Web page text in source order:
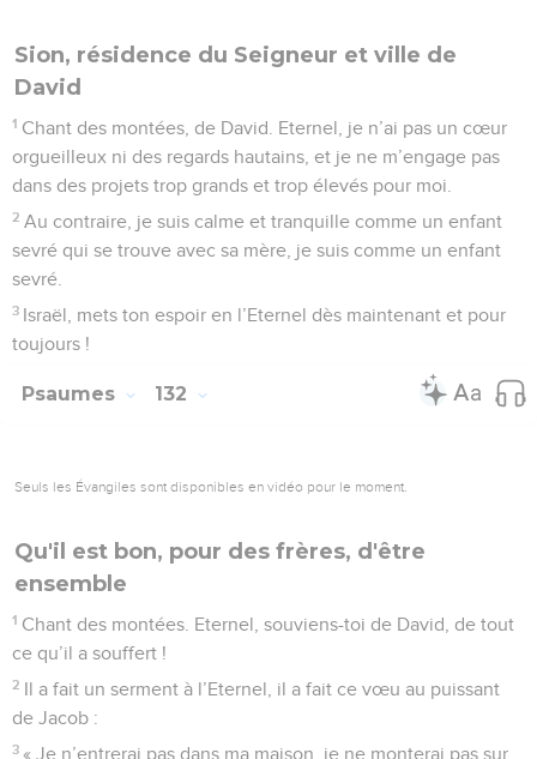
Seigneur, j'ai le cœur sans prétention
Chant des montées. Du fond du gouffre, je fais appel à toi,
Eternel !
2 Seigneur, écoute-moi ! Que tes oreilles soient attentives à
mes supplications !
3 Si tu tenais compte de nos fautes, Eternel, Seigneur, qui
pourrait subsister ?
4 Mais le pardon se trouve auprès de toi afin qu’on te
craigne.
5 J’espère en l’Eternel de toute mon âme et je m’attends à sa
promesse.
7 Israël, mets ton espoir en l’Eternel, car c’est auprès de
trouve une généreuse libération.
C’est lui qui rachètera Israël de toutes ses fautes.
Psaumes 131
Seuls les Évangiles sont disponibles en vidéo pour le moment.